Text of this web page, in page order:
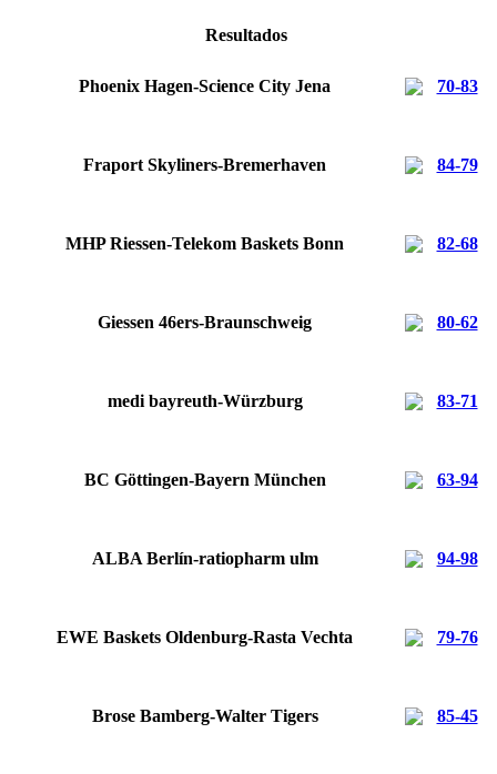
Resultados
Phoenix Hagen-Science City Jena 70-83
Fraport Skyliners-Bremerhaven 84-79
MHP Riessen-Telekom Baskets Bonn 82-68
Giessen 46ers-Braunschweig 80-62
medi bayreuth-Würzburg 83-71
BC Göttingen-Bayern München 63-94
ALBA Berlín-ratiopharm ulm 94-98
EWE Baskets Oldenburg-Rasta Vechta 79-76
Brose Bamberg-Walter Tigers 85-45